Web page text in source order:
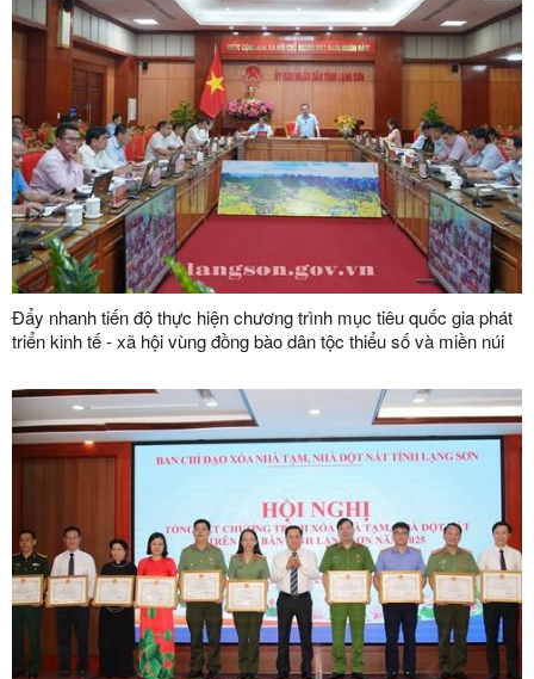
Đẩy nhanh tiến độ thực hiện chương trình mục tiêu quốc gia phát
triển kinh tế - xã hội vùng đồng bào dân tộc thiểu số và miền núi